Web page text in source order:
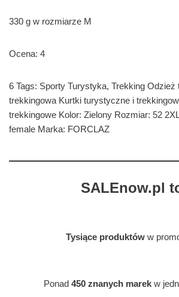
330 g w rozmiarze M
Ocena: 4
6 Tags: Sporty Turystyka, Trekking
trekkingowa Kurtki turystyczne i
trekkingowe Kolor: Zielony Rozmiar: 52
female Marka: FORCLAZ
SALEnow.pl
Tysiące produktów w
Ponad 450 znanych marek w